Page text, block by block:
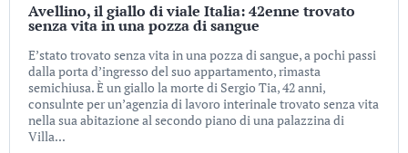
Avellino, il giallo di viale Italia: 42enne trovato
senza vita in una pozza di sangue
E’stato trovato senza vita in una pozza di sangue, a pochi passi
dalla porta d’ingresso del suo appartamento, rimasta
semichiusa. È un giallo la morte di Sergio Tia, 42 anni,
consulnte per un’agenzia di lavoro interinale trovato senza vita
nella sua abitazione al secondo piano di una palazzina di
Villa...